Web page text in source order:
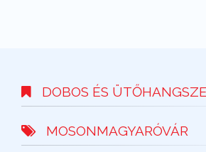
DOBOS ÉS
MOSONMAGYARÓVÁR